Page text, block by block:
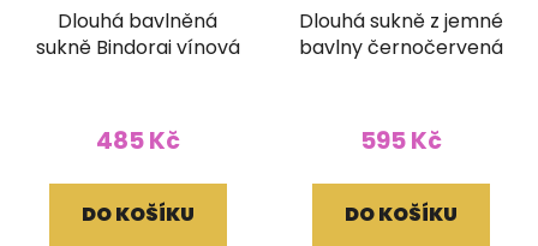
Dlouhá bavlněná
sukně Bindorai vínová
485 Kč
DO KOŠÍKU
Dlouhá sukně z jemné
bavlny černočervená
595 Kč
DO KOŠÍKU